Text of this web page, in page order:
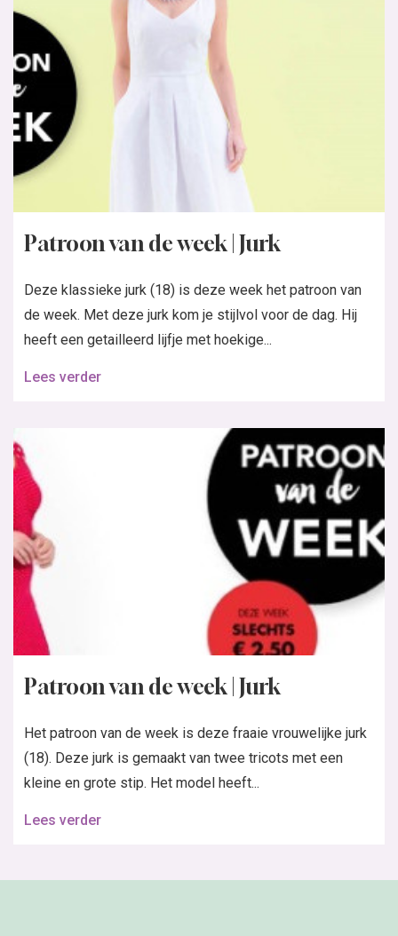
Patroon van de week | Jurk
Deze klassieke jurk (18) is deze week het patroon van
de week. Met deze jurk kom je stijlvol voor de dag. Hij
heeft een getailleerd lijfje met hoekige...
Lees verder
Patroon van de week | Jurk
Het patroon van de week is deze fraaie vrouwelijke jurk
(18). Deze jurk is gemaakt van twee tricots met een
kleine en grote stip. Het model heeft...
Lees verder